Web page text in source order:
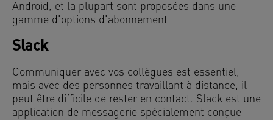
Android, et la plupart sont proposées dans une
gamme d'options d'abonnement
Slack
Communiquer avec vos collègues est essentiel,
mais avec des personnes travaillant à distance, il
peut être difficile de rester en contact. Slack est une
application de messagerie spécialement conçue